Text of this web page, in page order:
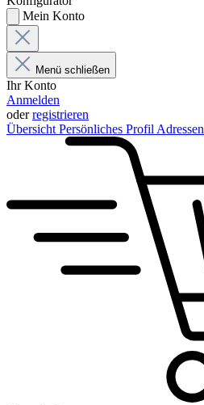
Mein Konto
Menü schließen
Ihr Konto
Anmelden
oderregistrieren
Übersicht Persönliches Profil Adressen